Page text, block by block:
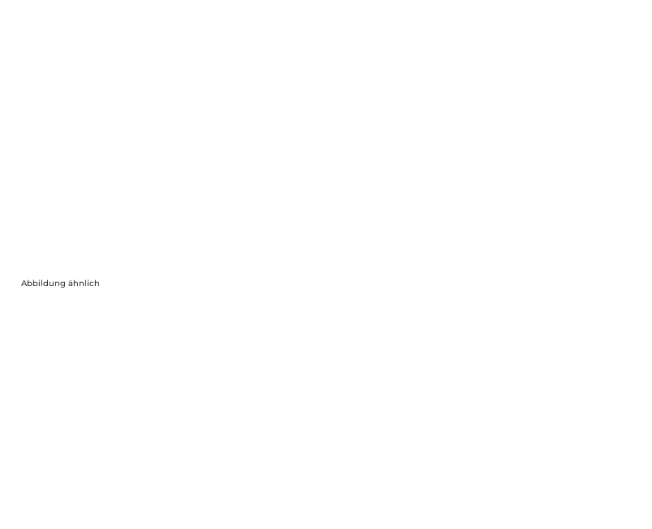
Abbildung ähnlich